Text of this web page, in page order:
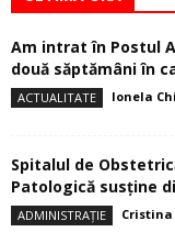
Am intrat în Postul
două săptămâni în
ACTUALITATE Ionela
Spitalul de
Patologică susţine
ADMINISTRAȚIE Cristina